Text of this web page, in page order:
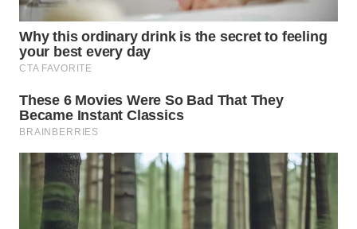
WN
BINJAI
WN
CIREBON
WN
INDRAMAYU
WN